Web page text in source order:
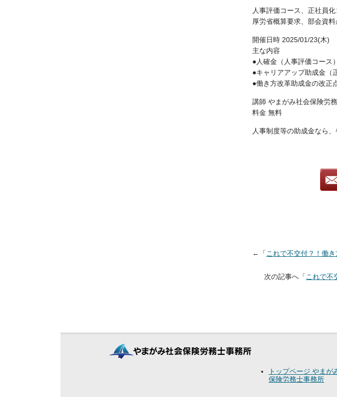
人事評価コース、正社員
厚労省概算要求、部会資
開催日時 2025/01/23(木)
主な内容
●人確金（人事評価コース
●キャリアアップ助成金（
●働き方改革助成金の改正
講師 やまがみ社会保険
料金 無料
人事制度等の助成金なら
←「 これで不交付？！働
次の記事へ「 これで不
トップページ やまが
保険労務士事務所